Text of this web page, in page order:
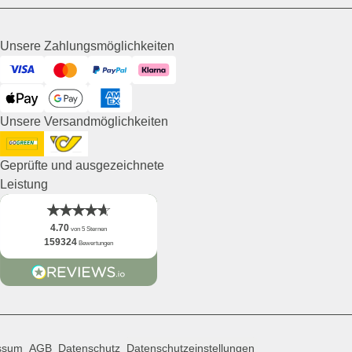
Unsere Zahlungsmöglichkeiten
Visa MastercardPayPal Klarna
ApplePay GooglePayAmerican Express
Unsere Versandmöglichkeiten
DHL GoGreen
Post AT
Geprüfte und ausgezeichnete
Leistung
4.70 von 5 Sternen
159324 Bewertungen
AGB Datenschutz Datenschutzeinstellungen